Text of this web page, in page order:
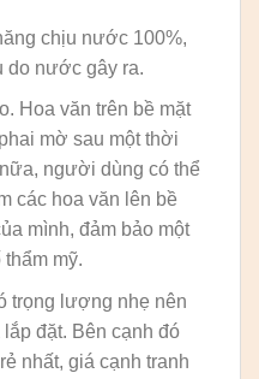
chịu nước 100%,
do nước gây ra.
Hoa văn trên bề mặt
mờ sau một thời
người dùng có thể
các hoa văn lên bề
mình, đảm bảo một
mỹ.
trọng lượng nhẹ nên
đặt. Bên cạnh đó
nhất, giá cạnh tranh